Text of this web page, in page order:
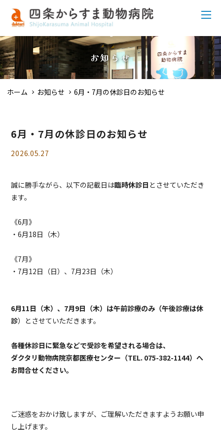
お知らせ
ホーム お知らせ 6月・7月の休診日のお知らせ
6月・7月の休診日のお知らせ
2026.05.27
誠に勝手ながら、以下の記載日は臨時休診日 とさせていただき
ます。
《6月》
・6月18日（木）
《7月》
・7月12日（日）、7月23日（木）
6月11日（木）、7月9日（木）は午前診療のみ（午後診療は休
診）とさせていただきます。
各種休診日に緊急などで受診を希望される場合は、
ダクタリ動物病院京都医療センター（TEL. 075-382-1144）へ
お問合せください。
ご迷惑をおかけ致しますが、ご理解いただきますようお願い申
し上げます。